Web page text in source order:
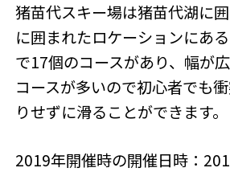
猪苗代スキー場は猪苗代湖に
に囲まれたロケーションにあ
で17個のコースがあり、幅が
コースが多いので初心者でも
りせずに滑ることができます。
2019年開催時の開催日時：